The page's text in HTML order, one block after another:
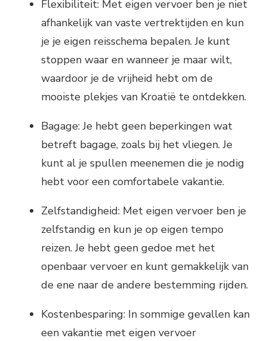
Flexibiliteit: Met eigen vervoer ben je niet
afhankelijk van vaste vertrektijden en kun
je je eigen reisschema bepalen. Je kunt
stoppen waar en wanneer je maar wilt,
waardoor je de vrijheid hebt om de
mooiste plekjes van Kroatië te ontdekken.
Bagage: Je hebt geen beperkingen wat
betreft bagage, zoals bij het vliegen. Je
kunt al je spullen meenemen die je nodig
hebt voor een comfortabele vakantie.
Zelfstandigheid: Met eigen vervoer ben je
zelfstandig en kun je op eigen tempo
reizen. Je hebt geen gedoe met het
openbaar vervoer en kunt gemakkelijk van
de ene naar de andere bestemming rijden.
Kostenbesparing: In sommige gevallen kan
een vakantie met eigen vervoer